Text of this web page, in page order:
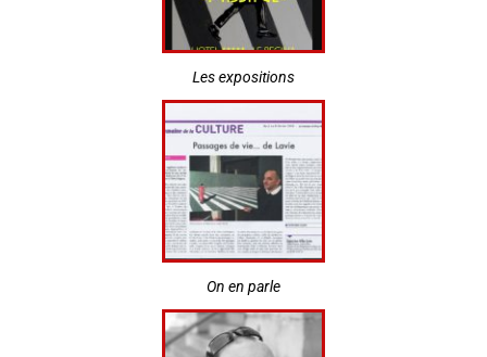
Les expositions
On en parle